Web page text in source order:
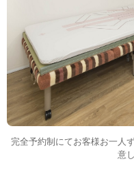
完全予約制にてお客様お一人
意